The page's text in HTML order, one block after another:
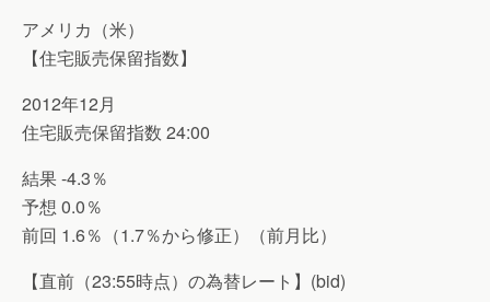
アメリカ（米）
【住宅販売保留指数】
2012年12月
住宅販売保留指数 24:00
結果 -4.3％
予想 0.0％
前回 1.6％（1.7％から修正）（前月比）
【直前（23:55時点）の為替レート】(bid)